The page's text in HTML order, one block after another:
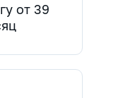
от 39